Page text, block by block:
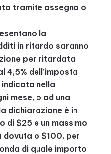
tramite assegno o
la
in ritardo saranno
per ritardata
4,5% dell’imposta
nella
mese, o ad una
dichiarazione è in
di $25 e un massimo
dovuta o $100, per
di quale importo